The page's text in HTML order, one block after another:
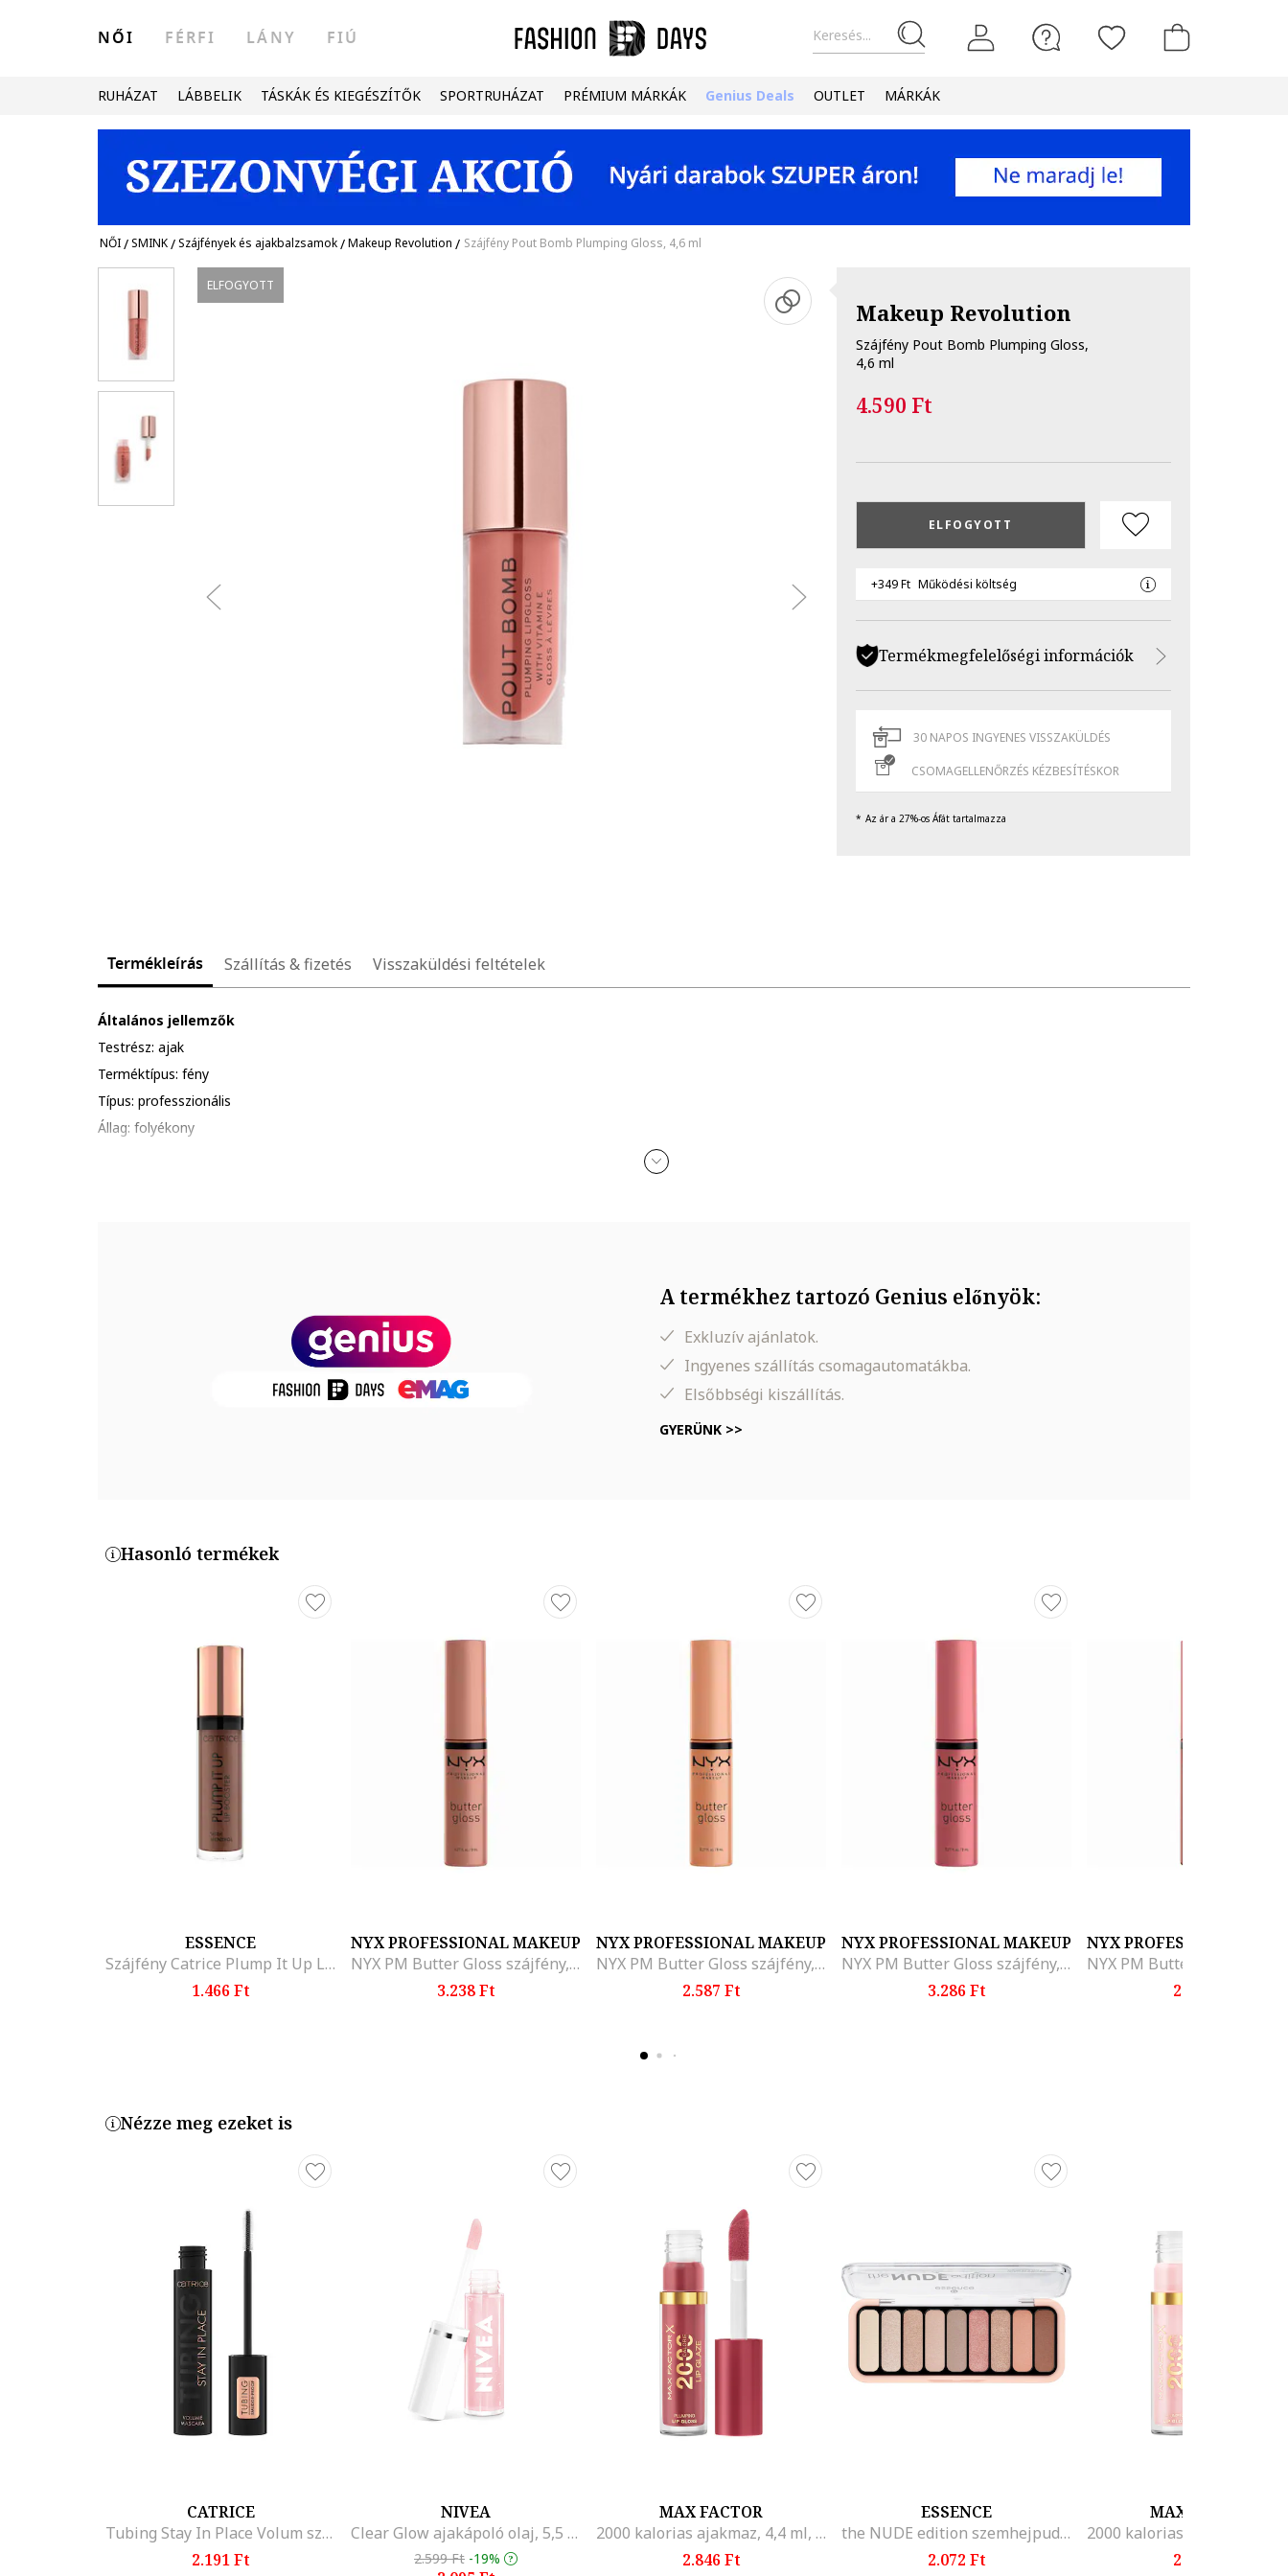
Keresés...
NŐI FÉRFI LÁNY FIÚ
RUHÁZAT LÁBBELIK TÁSKÁK ÉS KIEGÉSZÍTŐK SPORTRUHÁZAT PRÉMIUM MÁRKÁK Genius Deals OUTLET MÁRKÁK
NŐI/SMINK/Szájfények és ajakbalzsamok/Makeup Revolution / Szájfény Pout Bomb Plumping Gloss, 4,6 ml
ELFOGYOTT
Makeup Revolution
Szájfény Pout Bomb Plumping Gloss,
4,6 ml
4.590 Ft
ELFOGYOTT
+349 Ft Működési költség
Termékmegfelelőségi információk
30 NAPOS INGYENES VISSZAKÜLDÉS
CSOMAGELLENŐRZÉS KÉZBESÍTÉSKOR
Az ár a 27%-os Áfát tartalmazza
Termékleírás Szállítás & fizetés Visszaküldési feltételek
Általános jellemzők
Testrész: ajak
Terméktípus: fény
Típus: professzionális
Állag: folyékony
A termékhez tartozó Genius előnyök:
Exkluzív ajánlatok.
Ingyenes szállítás csomagautomatákba.
Elsőbbségi kiszállítás.
GYERÜNK >>
Hasonló termékek
ESSENCE
Szájfény Catrice Plump It Up Lip Booster 100, 3,5 ml
1.466 Ft
NYX PROFESSIONAL MAKEUP
NYX PM Butter Gloss szájfény, 8 ml, Madeleine
3.238 Ft
NYX PROFESSIONAL MAKEUP
NYX PM Butter Gloss szájfény, 8 ml, Fortune Cookie
2.587 Ft
NYX PROFESSIONAL MAKEUP
NYX PM Butter Gloss szájfény, 8 ml, Tiramisu
3.286 Ft
NYX PROFESSIONAL
2.487 Ft
Nézze meg ezeket is
CATRICE
Tubing Stay In Place Volum szempillaspirál 010, 11 ml
2.191 Ft
NIVEA
Clear Glow ajakápoló olaj, 5,5 ml
2.599 Ft -19%
MAX FACTOR
2000 kalorias ajakmaz, 4,4 ml, Berry Sorbet
2.846 Ft
ESSENCE
the NUDE edition szemhejpuder paletta 10, 10 g, 10
2.072 Ft
MAX FACTOR
2.846 Ft